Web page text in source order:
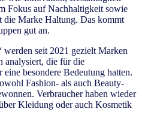
Fokus auf Nachhaltigkeit sowie
Marke Haltung. Das kommt
gut an.
seit 2021 gezielt Marken
analysiert, die für die
besondere Bedeutung hatten.
Fashion- als auch Beauty-
Verbraucher haben wieder
Kleidung oder auch Kosmetik